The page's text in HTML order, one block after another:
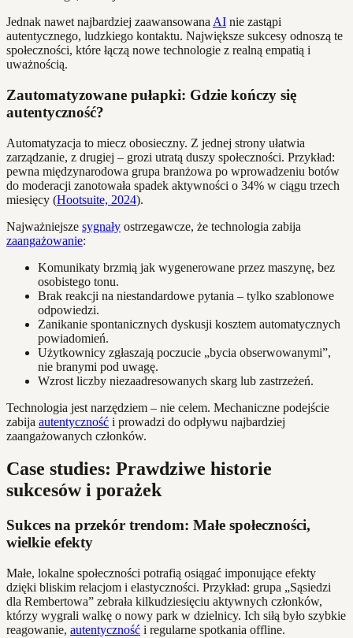
Jednak nawet najbardziej zaawansowana AI nie zastąpi
autentycznego, ludzkiego kontaktu. Największe sukcesy odnoszą te
społeczności, które łączą nowe technologie z realną empatią i
uważnością.
Zautomatyzowane pułapki: Gdzie kończy się
autentyczność?
Automatyzacja to miecz obosieczny. Z jednej strony ułatwia
zarządzanie, z drugiej – grozi utratą duszy społeczności. Przykład:
pewna międzynarodowa grupa branżowa po wprowadzeniu botów
do moderacji zanotowała spadek aktywności o 34% w ciągu trzech
miesięcy (Hootsuite, 2024).
Najważniejsze sygnały ostrzegawcze, że technologia zabija
zaangażowanie:
Komunikaty brzmią jak wygenerowane przez maszynę, bez
osobistego tonu.
Brak reakcji na niestandardowe pytania – tylko szablonowe
odpowiedzi.
Zanikanie spontanicznych dyskusji kosztem automatycznych
powiadomień.
Użytkownicy zgłaszają poczucie „bycia obserwowanymi”,
nie branymi pod uwagę.
Wzrost liczby niezaadresowanych skarg lub zastrzeżeń.
Technologia jest narzędziem – nie celem. Mechaniczne podejście
zabija autentyczność i prowadzi do odpływu najbardziej
zaangażowanych członków.
Case studies: Prawdziwe historie
sukcesów i porażek
Sukces na przekór trendom: Małe społeczności,
wielkie efekty
Małe, lokalne społeczności potrafią osiągać imponujące efekty
dzięki bliskim relacjom i elastyczności. Przykład: grupa „Sąsiedzi
dla Rembertowa” zebrała kilkudziesięciu aktywnych członków,
którzy wygrali walkę o nowy park w dzielnicy. Ich siłą było szybkie
reagowanie, autentyczność i regularne spotkania offline.